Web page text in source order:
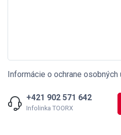
Informácie o ochrane osobných
+421 902 571 642
Infolinka TOORX